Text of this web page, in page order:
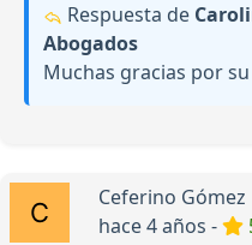
Respuesta de
Abogados
Muchas gracias por
Ceferino Gómez
hace 4 años -